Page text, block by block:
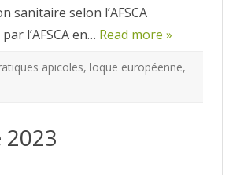
sanitaire selon l’AFSCA
l’AFSCA en… Read more »
apicoles, loque européenne,